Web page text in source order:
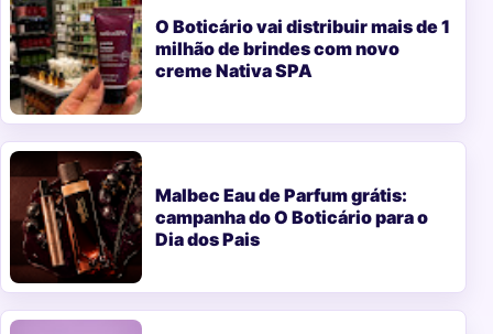
O Boticário vai distribuir mais de 1
milhão de brindes com novo
creme Nativa SPA
Malbec Eau de Parfum grátis:
campanha do O Boticário para o
Dia dos Pais